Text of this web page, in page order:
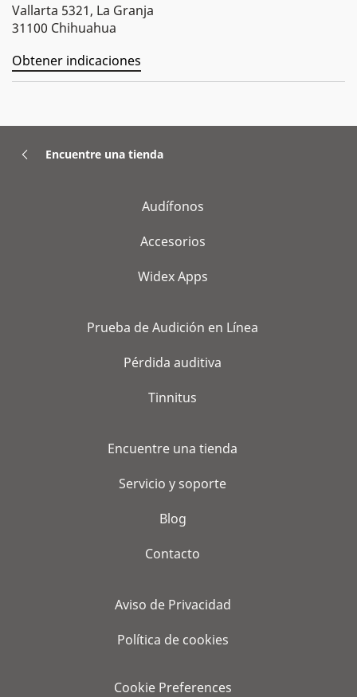
Vallarta 5321, La Granja
31100 Chihuahua
Obtener indicaciones
Encuentre una tienda
Audífonos
Accesorios
Widex Apps
Prueba de Audición en Línea
Pérdida auditiva
Tinnitus
Encuentre una tienda
Servicio y soporte
Blog
Contacto
Aviso de Privacidad
Política de cookies
Cookie Preferences